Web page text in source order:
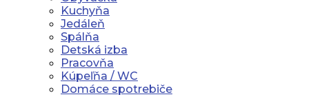
Kuchyňa
Jedáleň
Spálňa
Detská izba
Pracovňa
Kúpeľňa / WC
Domáce spotrebiče